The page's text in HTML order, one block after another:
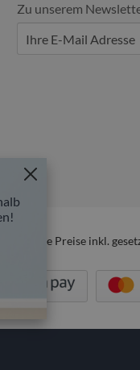
Zu unserem
* Alle Preise inkl.